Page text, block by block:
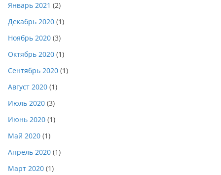
Январь 2021 (2)
Декабрь 2020 (1)
Ноябрь 2020 (3)
Октябрь 2020 (1)
Сентябрь 2020 (1)
Август 2020 (1)
Июль 2020 (3)
Июнь 2020 (1)
Май 2020 (1)
Апрель 2020 (1)
Март 2020 (1)